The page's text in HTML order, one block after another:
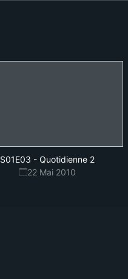
S01E03 - Quotidienne 2
22 Mai 2010